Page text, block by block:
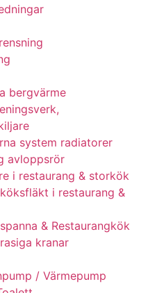
bergvärme
system radiatorer
avloppsrör
i restaurang & storkök
i restaurang &
& Restaurangkök
kranar
/ Värmepump